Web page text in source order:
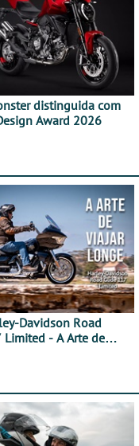
distinguida com
Award 2026
Davidson Road
Limited - A Arte de